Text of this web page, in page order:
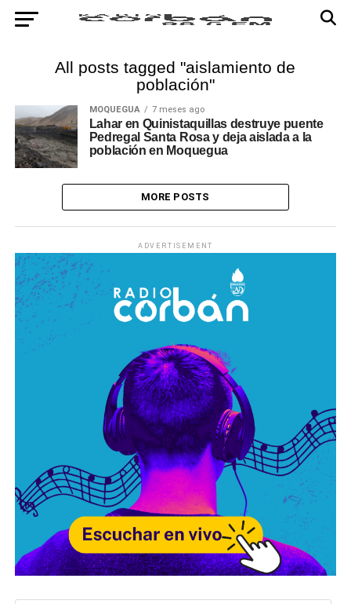
All posts tagged "aislamiento de
población"
MOQUEGUA 7 meses ago
Lahar en Quinistaquillas destruye puente
Pedregal Santa Rosa y deja aislada a la
población en Moquegua
MORE POSTS
ADVERTISEMENT